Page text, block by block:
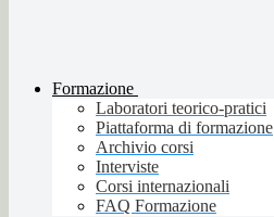
Formazione
Laboratori teorico-pratici
Piattaforma di formazione
Archivio corsi
Interviste
Corsi internazionali
FAQ Formazione